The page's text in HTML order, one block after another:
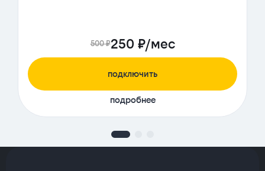
500 ₽250 ₽/мес
подключить
подробнее